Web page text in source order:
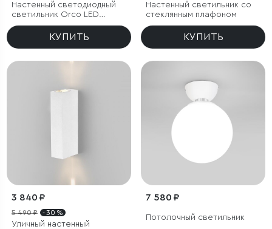
Настенный светодиодный
светильник Orco LED
диммируемый
КУПИТЬ
Настенный светильник со
стеклянным плафоном
КУПИТЬ
3 840 ₽
5 490 ₽ - 30 %
Уличный настенный
7 580 ₽
Потолочный светильник